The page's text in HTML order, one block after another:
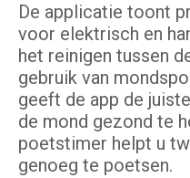
De applicatie toont
voor elektrisch en
het reinigen tussen
gebruik van
geeft de app de
de mond gezond te
poetstimer helpt u
genoeg te poetsen.